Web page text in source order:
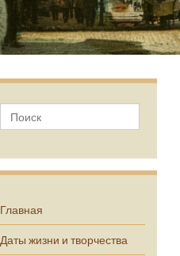
Главная
Даты жизни и творчества